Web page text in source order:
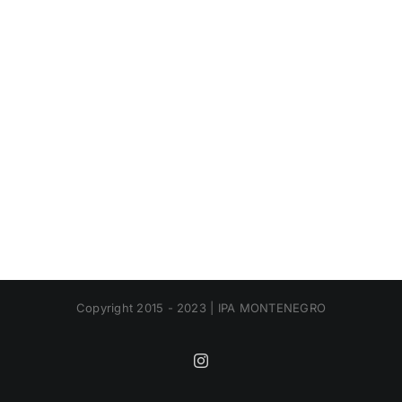
Copyright 2015 - 2023 | IPA MONTENEGRO
Instagram